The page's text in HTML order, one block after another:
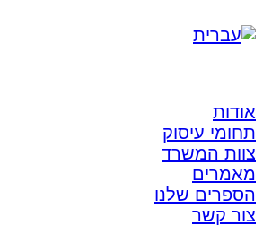
אודות
תחומי עיסוק
צוות המשרד
מאמרים
הספרים שלנו
צור קשר